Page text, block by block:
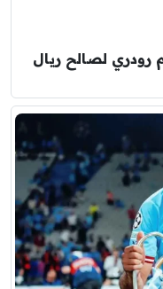
رودري لصالح ريال